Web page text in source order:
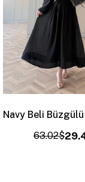
63.02$